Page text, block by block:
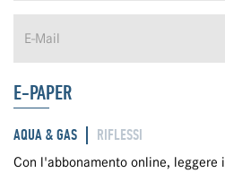
E-PAPER
AQUA & GAS RIFLESSI
Con l'abbonamento online, leggere